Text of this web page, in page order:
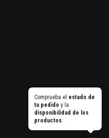
Comprueba el estado de
tu pedido y la
disponibilidad de los
productos.